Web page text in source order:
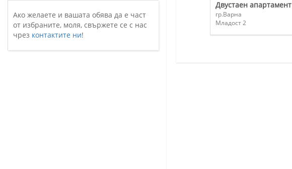
Двустаен апартамент
гр.Варна
Младост 2
Ако желаете и вашата обява да е част
от избраните, моля, свържете се с нас
чрез контактите ни!